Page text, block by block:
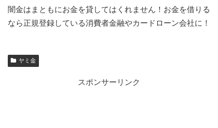
闇金はまともにお金を貸してはくれません！お金を借りる
なら正規登録している消費者金融やカードローン会社に！
ヤミ金
スポンサーリンク